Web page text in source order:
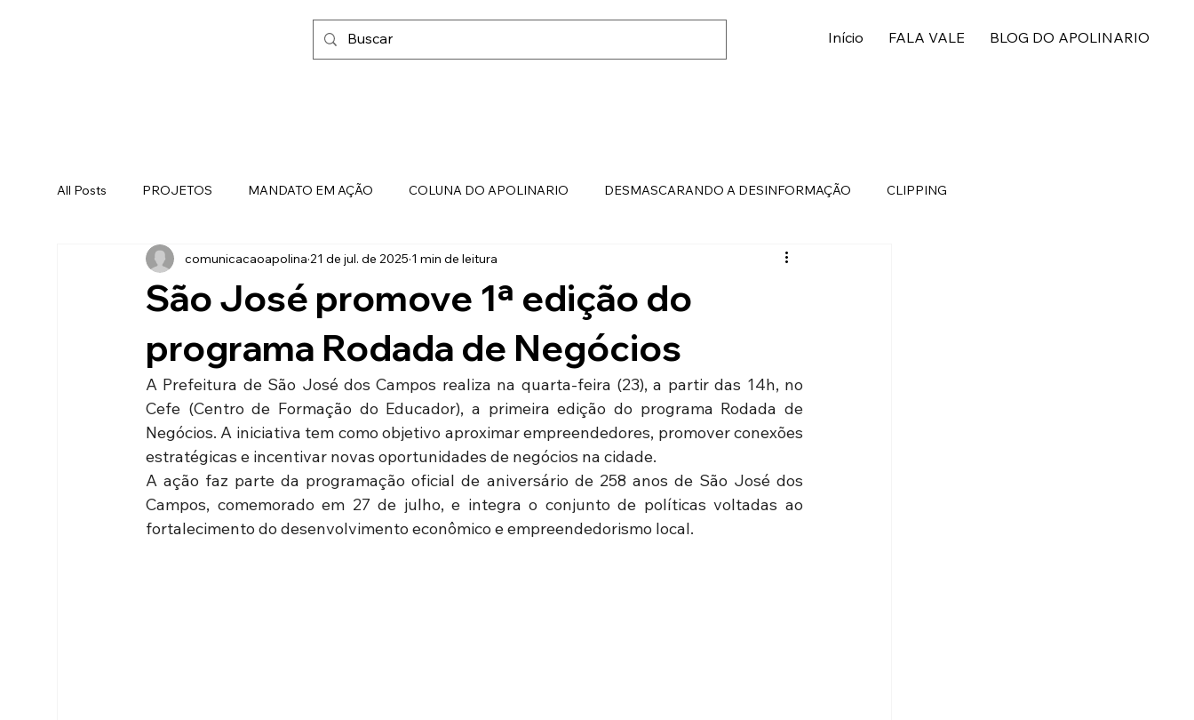
Início FALA VALE BLOG DO APOLINARIO
All Posts PROJETOS MANDATO EM AÇÃO COLUNA DO APOLINARIO DESMASCARANDO A DESINFORMAÇÃO CLIPPING
FAMÍLIA, FÉ E LIBERDADE
São José promove 1ª edição do
programa Rodada de Negócios
comunicacaoapolina 21 de jul. de 2025 1 min de leitura
A Prefeitura de São José dos Campos realiza na quarta-feira (23), a partir das 14h, no
Cefe (Centro de Formação do Educador), a primeira edição do programa Rodada de
Negócios. A iniciativa tem como objetivo aproximar empreendedores, promover conexões
estratégicas e incentivar novas oportunidades de negócios na cidade.
A ação faz parte da programação oficial de aniversário de 258 anos de São José dos
Campos, comemorado em 27 de julho, e integra o conjunto de políticas voltadas ao
fortalecimento do desenvolvimento econômico e empreendedorismo local.